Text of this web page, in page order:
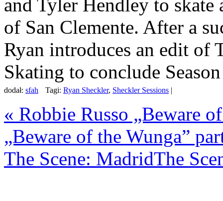
and Tyler Hendley to
of San Clemente. After a
Ryan introduces an edit of
Skating to conclude
dodał: sfah Tagi: Ryan Sheckler, Sheckler Sessions |
« Robbie Russo „Beware
„Beware of the Wunga”
The Scene: MadridThe